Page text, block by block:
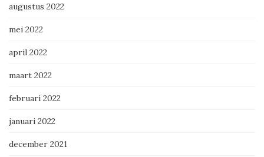
augustus 2022
mei 2022
april 2022
maart 2022
februari 2022
januari 2022
december 2021